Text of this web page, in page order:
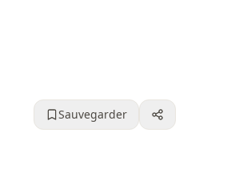
Sauvegarder